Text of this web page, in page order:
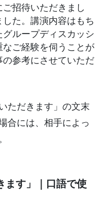
招待いただきまし
た。講演内容はもち
ループディスカッシ
ご経験を伺うことが
参考にさせていただ
ただきます」の文末
合には、相手によっ
ます」｜口語で使